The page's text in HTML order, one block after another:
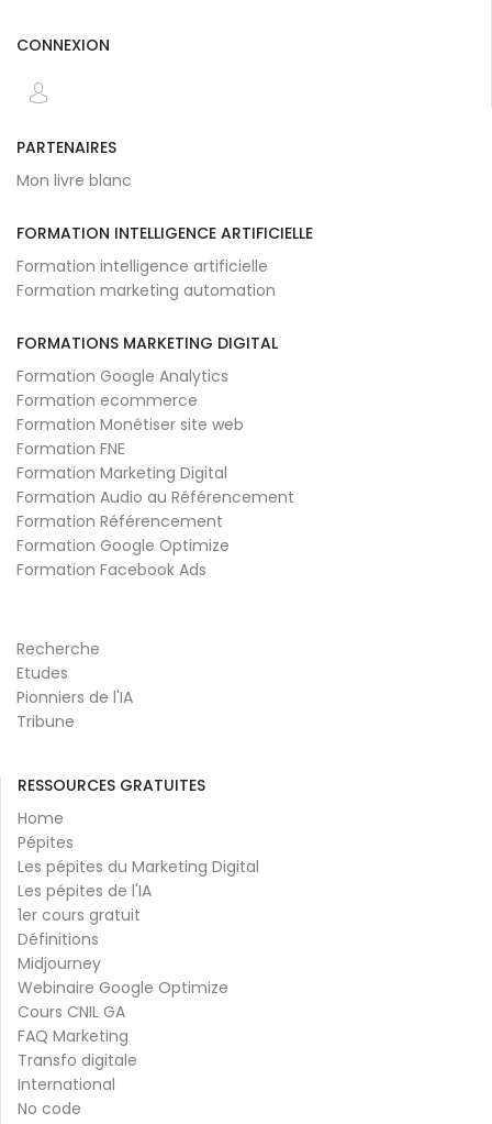
CONNEXION
PARTENAIRES
Mon livre blanc
FORMATION INTELLIGENCE ARTIFICIELLE
Formation intelligence artificielle
Formation marketing automation
FORMATIONS MARKETING DIGITAL
Formation Google Analytics
Formation ecommerce
Formation Monétiser site web
Formation FNE
Formation Marketing Digital
Formation Audio au Référencement
Formation Référencement
Formation Google Optimize
Formation Facebook Ads
Recherche
Etudes
Pionniers de l'IA
Tribune
RESSOURCES GRATUITES
Home
Pépites
Les pépites du Marketing Digital
Les pépites de l'IA
1er cours gratuit
Définitions
Midjourney
Webinaire Google Optimize
Cours CNIL GA
FAQ Marketing
Transfo digitale
International
No code